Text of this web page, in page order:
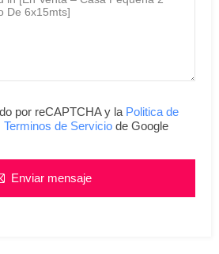
por reCAPTCHA y la Politica de
Terminos de Servicio de Google
Enviar mensaje